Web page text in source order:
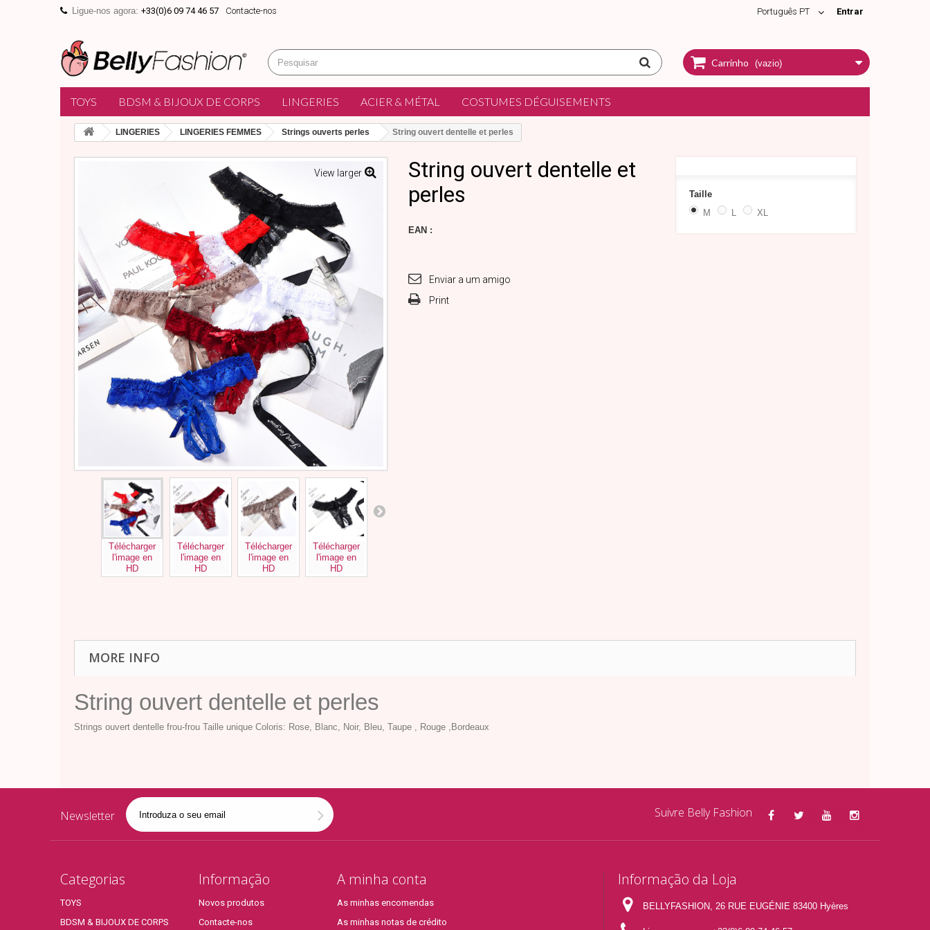
Entrar
Português PT
Ligue-nos agora: +33(0)6 09 74 46 57 Contacte-nos
Carrinho (vazio)
TOYS BDSM & BIJOUX DE CORPS LINGERIES ACIER & MÉTAL COSTUMES DÉGUISEMENTS
LINGERIES LINGERIES FEMMES Strings ouverts perles String ouvert dentelle et perles
View larger
Télécharger
l'image en
HD
Télécharger
l'image en
HD
Télécharger
l'image en
HD
Télécharger
l'image en
HD
String ouvert dentelle et
perles
EAN :
Enviar a um amigo
Print
Taille
M
XL
MORE INFO
String ouvert dentelle et perles
Strings ouvert dentelle frou-frou Taille unique Coloris: Rose, Blanc, Noir, Bleu, Taupe , Rouge ,Bordeaux
Newsletter Suivre Belly Fashion
Categorias
TOYS
BDSM & BIJOUX DE CORPS
Informação
Novos produtos
Contacte-nos
A minha conta
As minhas encomendas
As minhas notas de crédito
Informação da Loja
BELLYFASHION, 26 RUE EUGÉNIE 83400 Hyères